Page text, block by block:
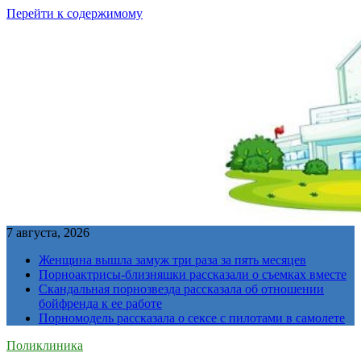
Перейти к содержимому
7 августа, 2026
Женщина вышла замуж три раза за пять месяцев
Порноактрисы-близняшки рассказали о съемках вместе
Скандальная порнозвезда рассказала об отношении
бойфренда к ее работе
Порномодель рассказала о сексе с пилотами в самолете
Поликлиника